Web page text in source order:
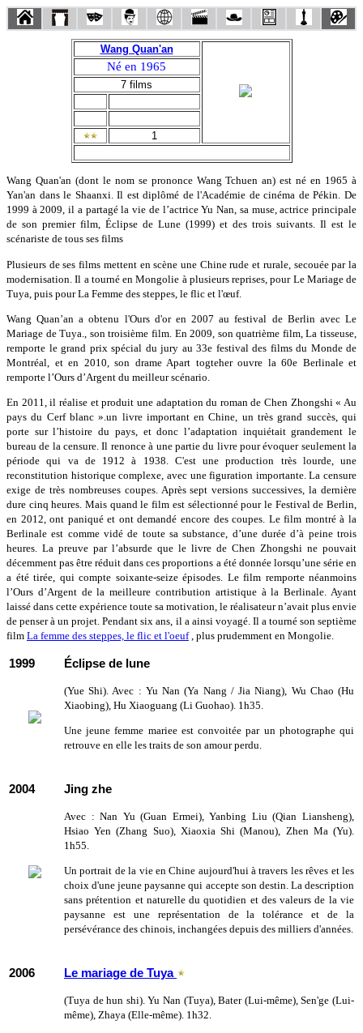
Wang Quan'an
Né en 1965
7 films
1
Wang Quan'an (dont le nom se prononce Wang Tchuen an) est né en 1965 à
Yan'an dans le Shaanxi. Il est diplômé de l'Académie de cinéma de Pékin. De
1999 à 2009, il a partagé la vie de l’actrice Yu Nan, sa muse, actrice principale
de son premier film, Éclipse de Lune (1999) et des trois suivants. Il est le
scénariste de tous ses films
Plusieurs de ses films mettent en scène une Chine rude et rurale, secouée par la
modernisation. Il a tourné en Mongolie à plusieurs reprises, pour Le Mariage de
Tuya, puis pour La Femme des steppes, le flic et l'œuf.
Wang Quan’an a obtenu l'Ours d'or en 2007 au festival de Berlin avec Le
Mariage de Tuya., son troisième film. En 2009, son quatrième film, La tisseuse,
remporte le grand prix spécial du jury au 33e festival des films du Monde de
Montréal, et en 2010, son drame Apart togteher ouvre la 60e Berlinale et
remporte l’Ours d’Argent du meilleur scénario.
En 2011, il réalise et produit une adaptation du roman de Chen Zhongshi « Au
pays du Cerf blanc ».un livre important en Chine, un très grand succès, qui
porte sur l’histoire du pays, et donc l’adaptation inquiétait grandement le
bureau de la censure. Il renonce à une partie du livre pour évoquer seulement la
période qui va de 1912 à 1938. C'est une production très lourde, une
reconstitution historique complexe, avec une figuration importante. La censure
exige de très nombreuses coupes. Après sept versions successives, la dernière
dure cinq heures. Mais quand le film est sélectionné pour le Festival de Berlin,
en 2012, ont paniqué et ont demandé encore des coupes. Le film montré à la
Berlinale est comme vidé de toute sa substance, d’une durée d’à peine trois
heures. La preuve par l’absurde que le livre de Chen Zhongshi ne pouvait
décemment pas être réduit dans ces proportions a été donnée lorsqu’une série en
a été tirée, qui compte soixante-seize épisodes. Le film remporte néanmoins
l’Ours d’Argent de la meilleure contribution artistique à la Berlinale. Ayant
laissé dans cette expérience toute sa motivation, le réalisateur n’avait plus envie
de penser à un projet. Pendant six ans, il a ainsi voyagé. Il a tourné son septième
film La femme des steppes, le flic et l'oeuf, plus prudemment en Mongolie.
1999 Éclipse de lune
(Yue Shi). Avec : Yu Nan (Ya Nang / Jia Niang), Wu Chao (Hu
Xiaobing), Hu Xiaoguang (Li Guohao). 1h35.
Une jeune femme mariee est convoitée par un photographe qui
retrouve en elle les traits de son amour perdu.
2004 Jing zhe
Avec : Nan Yu (Guan Ermei), Yanbing Liu (Qian Liansheng),
Hsiao Yen (Zhang Suo), Xiaoxia Shi (Manou), Zhen Ma (Yu).
1h55.
Un portrait de la vie en Chine aujourd'hui à travers les rêves et les
choix d'une jeune paysanne qui accepte son destin. La description
sans prétention et naturelle du quotidien et des valeurs de la vie
paysanne est une représentation de la tolérance et de la
persévérance des chinois, inchangées depuis des milliers d'années.
2006 Le mariage de Tuya
(Tuya de hun shi). Yu Nan (Tuya), Bater (Lui-même), Sen'ge (Lui-
même), Zhaya (Elle-même). 1h32.